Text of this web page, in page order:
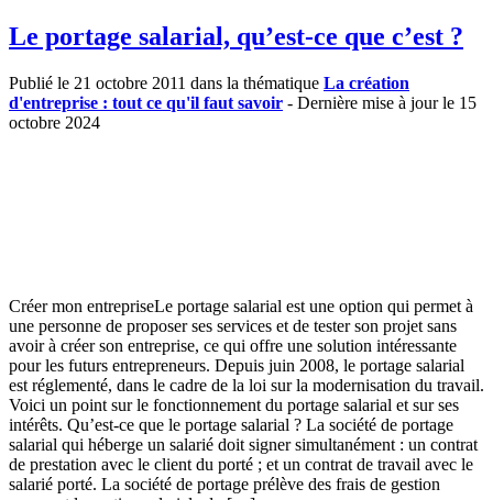
Le portage salarial, qu’est-ce que c’est ?
Publié le 21 octobre 2011 dans la thématique La création
d'entreprise : tout ce qu'il faut savoir - Dernière mise à jour le 15
octobre 2024
Créer mon entrepriseLe portage salarial est une option qui permet à
une personne de proposer ses services et de tester son projet sans
avoir à créer son entreprise, ce qui offre une solution intéressante
pour les futurs entrepreneurs. Depuis juin 2008, le portage salarial
est réglementé, dans le cadre de la loi sur la modernisation du travail.
Voici un point sur le fonctionnement du portage salarial et sur ses
intérêts. Qu’est-ce que le portage salarial ? La société de portage
salarial qui héberge un salarié doit signer simultanément : un contrat
de prestation avec le client du porté ; et un contrat de travail avec le
salarié porté. La société de portage prélève des frais de gestion